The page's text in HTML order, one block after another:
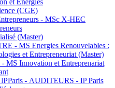
et Énergies
(CGE)
- MSc X-HEC
(Master)
- MS Energies Renouvelables :
et Entrepreneuriat (Master)
MS Innovation et Entreprenariat
- AUDITEURS - IP Paris